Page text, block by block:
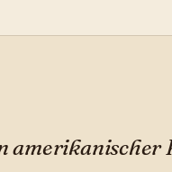
amerikanischer